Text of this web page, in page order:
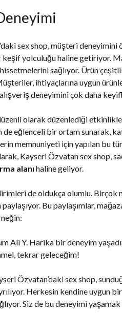
sex shop, müşteri
keşif yolculuğu haline getiriyor.
sağlıyor. Ürün
ihtiyaçlarına uygun
deneyimini çok daha
olarak düzenlediği
eğlenceli bir ortam sunarak,
memnuniyeti için yapılan bu
Kayseri Özvatan sex shop,
alanı haline geliyor.
de oldukça olumlu. Birçok
Bu paylaşımlar,
Ali Y. Harika bir deneyim
tekrar geleceğim!
Özvatan’daki sex shop,
Herkesin kendine uygun
Siz de bu deneyimi